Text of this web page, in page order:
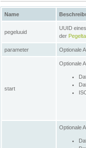
Name
pegeluuid
UUID
der
parameter Optionale
start
Optionale
Optionale